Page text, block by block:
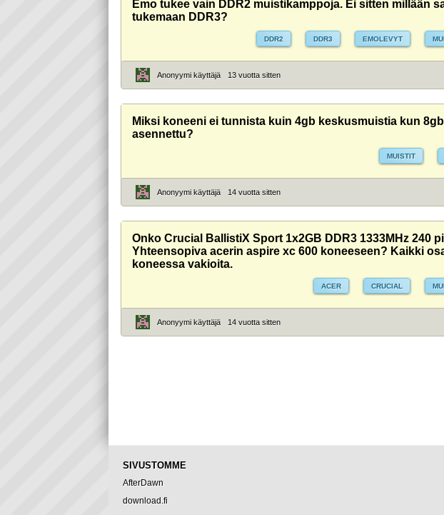
Emo tukee vain DDR2 muistikamppoja. Ei sitten millään
tukemaan DDR3?
DDR2 DDR3 EMOLEVYT
Anonyymi käyttäjä 13 vuotta sitten
Miksi koneeni ei tunnista kuin 4gb keskusmuistia kun 8gb
asennettu?
MUISTIT
Anonyymi käyttäjä 14 vuotta sitten
Onko Crucial BallistiX Sport 1x2GB DDR3 1333MHz 240
Yhteensopiva acerin aspire xc 600 koneeseen? Kaikki
koneessa vakioita.
ACER CRUCIAL
Anonyymi käyttäjä 14 vuotta sitten
SIVUSTOMME
AfterDawn
download.fi